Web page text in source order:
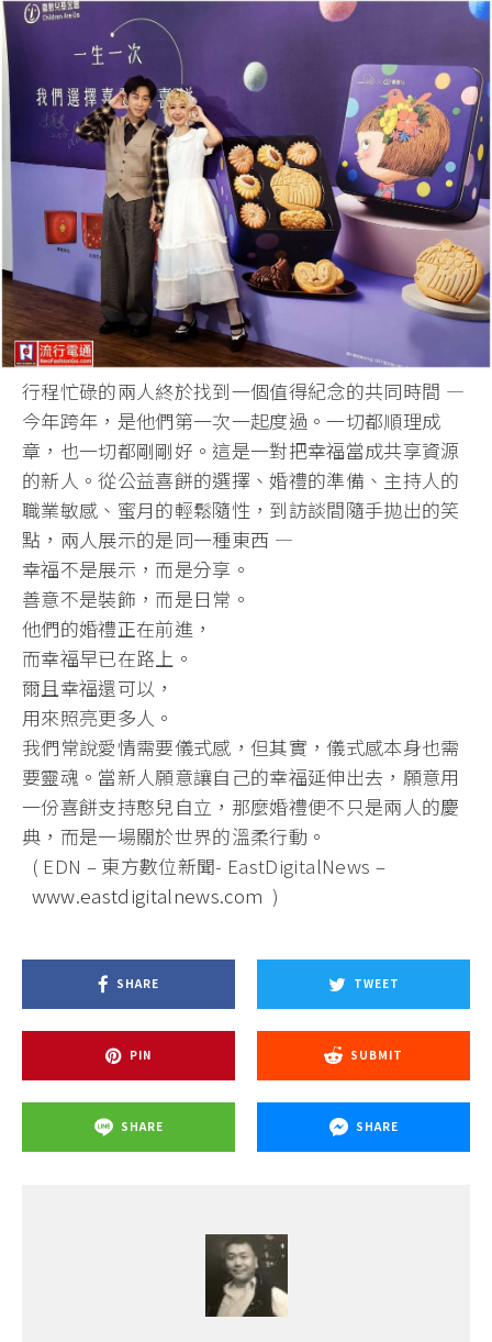
行程忙碌的兩人終於找到一個值得紀念的共同時間 —
今年跨年，是他們第一次一起度過。一切都順理成
章， 也一切都剛剛好。這是一對把幸福當成共享資源
的新人。從公益喜餅的選擇、婚禮的準備、主持人的
職業敏感、 蜜月的輕鬆隨性，到訪談間隨手拋出的笑
點， 兩人展示的是同一種東西 —
幸福不是展示，而是分享。
善意不是裝飾，而是日常。
他們的婚禮正在前進，
而幸福早已在路上。
爾且幸福還可以，
用來照亮更多人。
我們常說愛情需要儀式感，但其實，儀式感本身也需
要靈魂。 當新人願意讓自己的幸福延伸出去，願意用
一份喜餅支持憨兒自立， 那麼婚禮便不只是兩人的慶
典，而是一場關於世界的溫柔行動。
( EDN – 東方數位新聞- EastDigitalNews –
www.eastdigitalnews.com )
SHARE TWEET
PIN SUBMIT
SHARE SHARE